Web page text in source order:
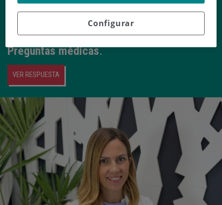
Ideas de almuerzos saludables
Eider Sánchez Tolosaresponde a esta y
otras preguntas en nuestra sección de
Preguntas médicas.
VER RESPUESTA
Configurar